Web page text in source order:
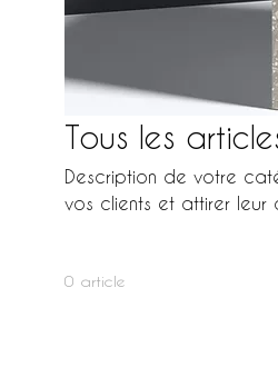
Tous les
Description de votre
vos clients et attirer leur
0 article